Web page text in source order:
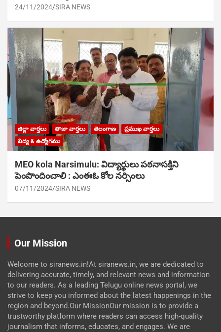
24/11/2024 SIRA NEWS
జిల్లా వార్తలు తాజా వార్తలు తెలంగాణ
ప్రముఖ వార్తలు
విద్య & ఉద్యోగము
MEO kola Narsimulu: విద్యార్థులు పఠ‌నాసక్తిని
పెంపొందించాలి : ఎంఈఓ కోల నర్సింలు
07/11/2024 SIRA NEWS
Our Mission
Welcome to siranews.in!At siranews.in, we are dedicated to
delivering accurate, timely, and relevant news and information
to our readers. As a leading Telugu online news portal, we
strive to keep you informed about the latest happenings in the
region and beyond.Our MissionOur mission is to provide a
trustworthy platform where readers can access high-quality
journalism that informs, educates, and engages. We are